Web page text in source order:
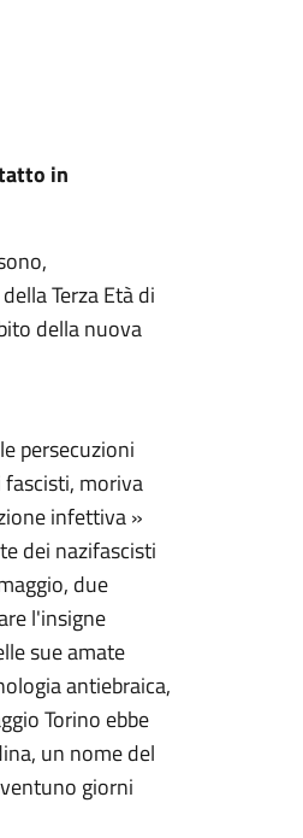
in
Terza Età di
della nuova
persecuzioni
moriva
infettiva »
dei nazifascisti
due
l'insigne
sue amate
antiebraica,
Torino ebbe
un nome del
giorni